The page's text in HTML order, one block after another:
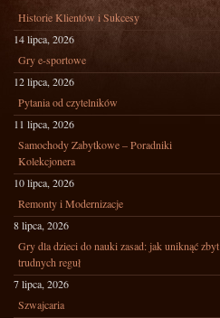
Historie Klientów i Sukcesy
14 lipca, 2026
Gry e-sportowe
12 lipca, 2026
Pytania od czytelników
11 lipca, 2026
Samochody Zabytkowe – Poradniki
Kolekcjonera
10 lipca, 2026
Remonty i Modernizacje
8 lipca, 2026
Gry dla dzieci do nauki zasad: jak uniknąć zbyt
trudnych reguł
7 lipca, 2026
Szwajcaria